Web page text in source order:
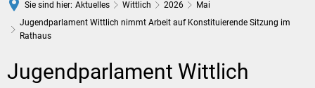
Sie sind hier: Aktuelles Wittlich 2026
Mai
Jugendparlament Wittlich nimmt Arbeit auf Konstituierende Sitzung im
Rathaus
Jugendparlament Wittlich